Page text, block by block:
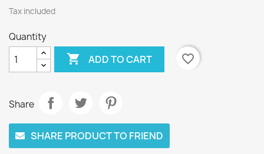
Tax included
Quantity
 ADD TO CART favorite_border
Share
SHARE PRODUCT TO FRIEND